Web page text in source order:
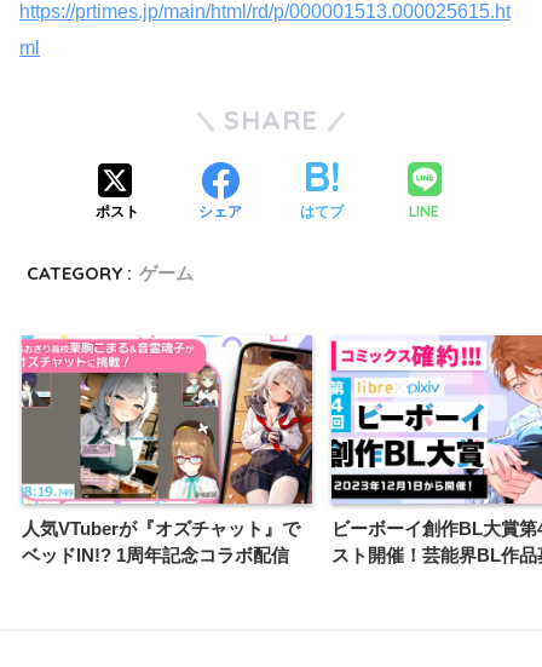
https://prtimes.jp/main/html/rd/p/000001513.000025615.ht
ml
SHARE
ポスト シェア はてブ LINE
CATEGORY : ゲーム
人気VTuberが『オズチャット』で
ベッドIN!? 1周年記念コラボ配信
ビーボーイ創作BL大賞第
スト開催！芸能界BL作品